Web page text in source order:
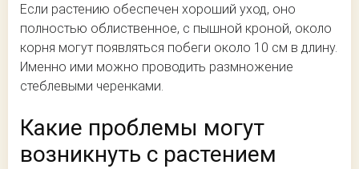
Если растению обеспечен хороший уход, оно
полностью облиственное, с пышной кроной, около
корня могут появляться побеги около 10 см в длину.
Именно ими можно проводить размножение
стеблевыми черенками.
Какие проблемы могут
возникнуть с растением